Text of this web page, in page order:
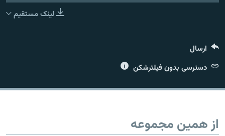
لینک مستقیم
ارسال
دسترسی بدون فیلترشکن
از همین مجموعه